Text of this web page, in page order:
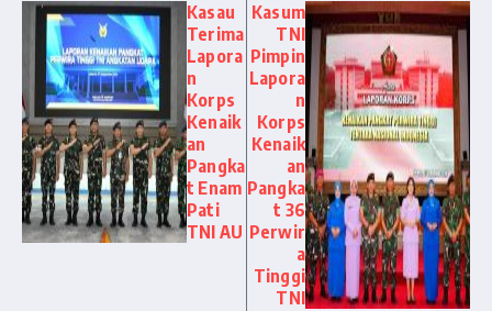
Kasau
Terima
Lapora
n
Korps
Kenaik
an
Pangka
t Enam
Pati
TNI AU
Kasum
TNI
Pimpin
Lapora
n
Korps
Kenaik
an
Pangka
t 36
Perwir
a
Tinggi
TNI